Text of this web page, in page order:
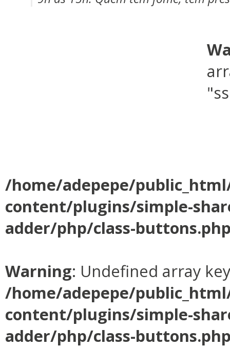
/home/adepepe/
content/plugins/simple-
adder/php/class-
Warning: Undefined array
/home/adepepe/
content/plugins/simple-
adder/php/class-